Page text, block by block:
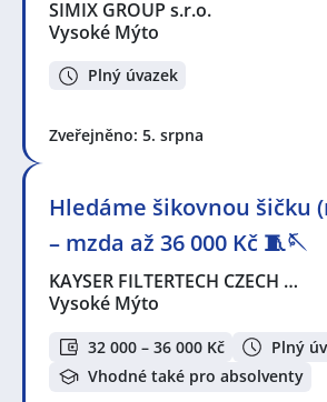
Ústí nad Orlicí
SIMIX GROUP s.r.o.
Vysoké Mýto
Plný úvazek
Zveřejněno: 5. srpna
Hledáme šikovnou šičku
– mzda až 36 000 Kč 🧵🪡
KAYSER FILTERTECH CZECH …
Vysoké Mýto
32 000 – 36 000 Kč
Plný
Vhodné také pro absolventy